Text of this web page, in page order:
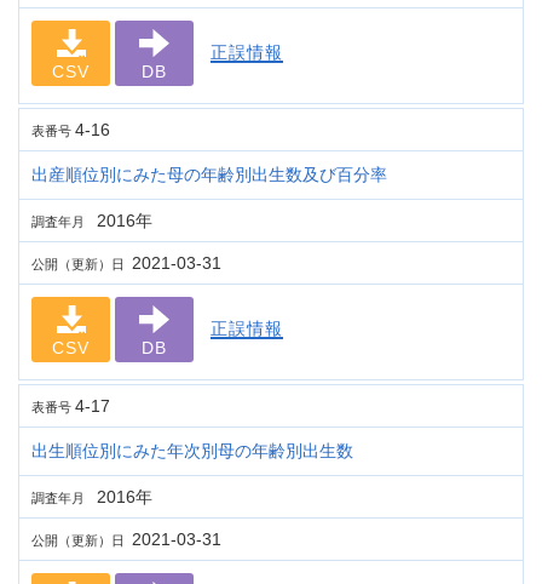
CSV DB
正誤情報
表番号 4-16
出産順位別にみた母の年齢別出生数及び百分率
調査年月 2016年
公開（更新）日 2021-03-31
CSV DB
正誤情報
表番号 4-17
出生順位別にみた年次別母の年齢別出生数
調査年月 2016年
公開（更新）日 2021-03-31